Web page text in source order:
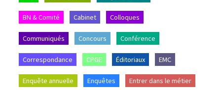
BN & Comité Cabinet Colloques
Communiqués Concours Conférence
Correspondance CPGE Éditoriaux EMC
Enquête annuelle Enquêtes Entrer dans le métier